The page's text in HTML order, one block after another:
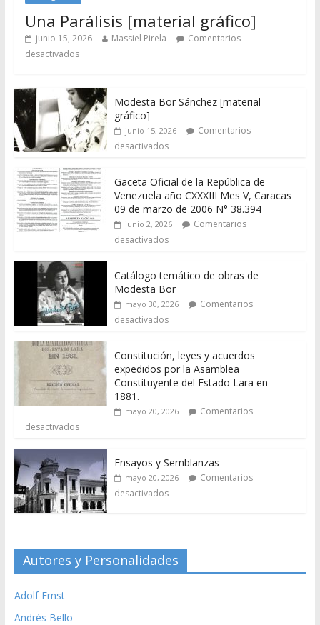
Una Parálisis [material gráfico]
junio 15, 2026 Massiel Pirela
Comentarios
desactivados
Modesta Bor Sánchez [material
gráfico]
junio 15, 2026
Comentarios
desactivados
Gaceta Oficial de la República de
Venezuela año CXXXIII Mes V, Caracas
09 de marzo de 2006 N° 38.394
junio 2, 2026
Comentarios
desactivados
Catálogo temático de obras de
Modesta Bor
mayo 30, 2026
Comentarios
desactivados
Constitución, leyes y acuerdos
expedidos por la Asamblea
Constituyente del Estado Lara en
1881.
mayo 20, 2026
Comentarios
desactivados
Ensayos y Semblanzas
mayo 20, 2026
Comentarios
desactivados
Autores y Personalidades
Adolf Ernst
Andrés Bello